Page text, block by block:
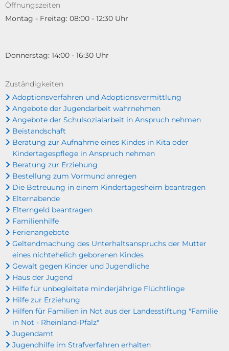
Öffnungszeiten
Montag - Freitag: 08:00 - 12:30 Uhr
Donnerstag: 14:00 - 16:30 Uhr
Zuständigkeiten
Adoptionsverfahren und Adoptionsvermittlung
Angebote der Jugendarbeit wahrnehmen
Angebote der Schulsozialarbeit in Anspruch nehmen
Beistandschaft
Beratung zur Aufnahme eines Kindes in Kita oder
Kindertagespflege in Anspruch nehmen
Beratung zur Erziehung
Bestellung zum Vormund anregen
Die Betreuung in einem Kindertagesheim beantragen
Elternabende
Elterngeld beantragen
Familienhilfe
Ferienangebote
Geltendmachung des Unterhaltsanspruchs der Mutter
eines nichtehelich geborenen Kindes
Gewalt gegen Kinder und Jugendliche
Haus der Jugend
Hilfe für unbegleitete minderjährige Flüchtlinge
Hilfe zur Erziehung
Hilfen für Familien in Not aus der Landesstiftung "Familie
in Not - Rheinland-Pfalz"
Jugendamt
Jugendhilfe im Strafverfahren erhalten